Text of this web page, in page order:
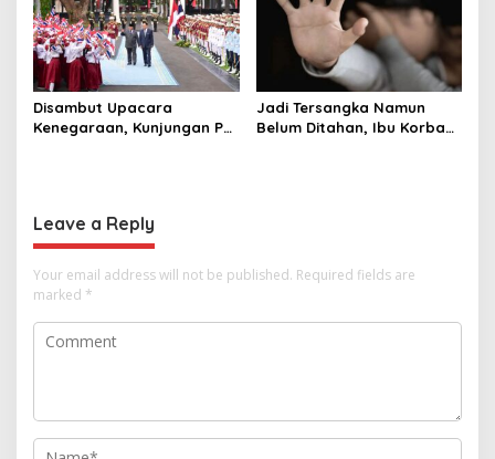
Disambut Upacara
Kenegaraan, Kunjungan PM
Jadi Tersangka Namun
Belum Ditahan, Ibu Korban
Leave a Reply
Your email address will not be published. Required fields are
marked *